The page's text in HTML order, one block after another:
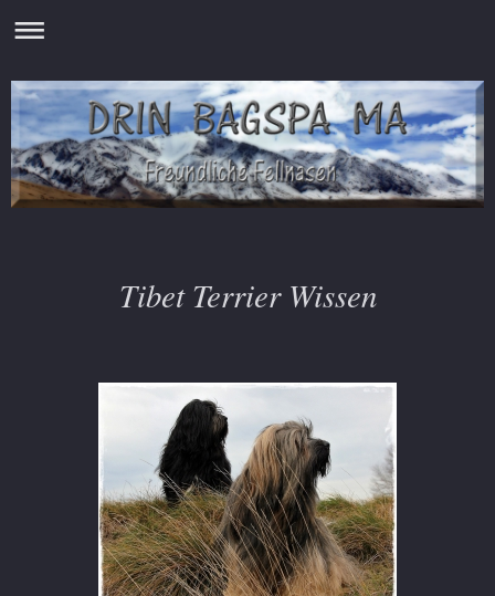
Tibet Terrier Wissen